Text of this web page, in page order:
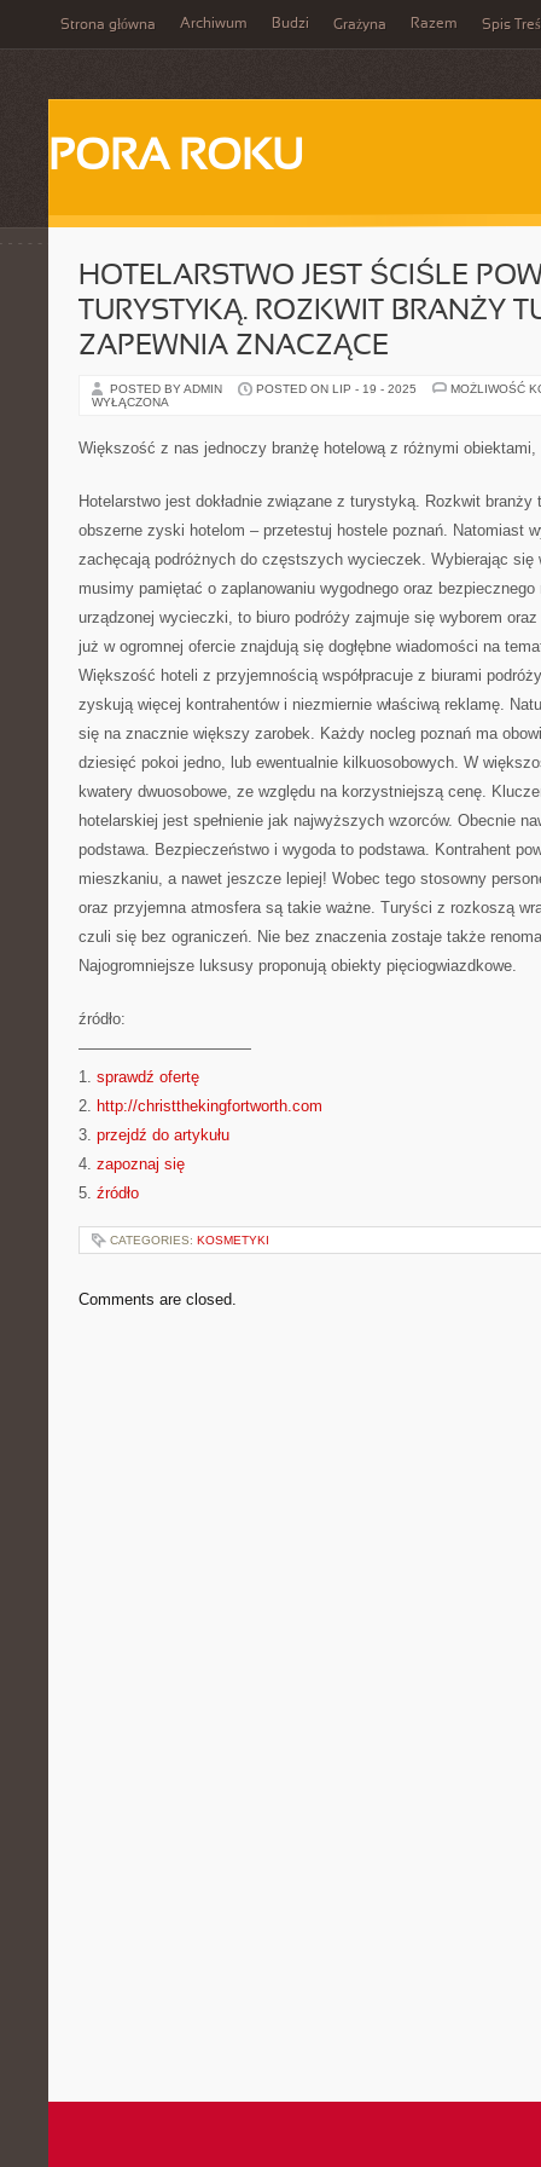
Strona główna Archiwum Budzi Grażyna Razem Spis
PORA ROKU
HOTELARSTWO JEST ŚCIŚLE
TURYSTYKĄ. ROZKWIT BRANŻY
ZAPEWNIA ZNACZĄCE
POSTED BY ADMIN POSTED ON LIP - 19 - 2025
MOŻLIWOŚĆ
WYŁĄCZONA
Większość z nas jednoczy branżę hotelową z różnymi obiektami,
Hotelarstwo jest dokładnie związane z turystyką. Rozkwit branży
obszerne zyski hotelom – przetestuj hostele poznań. Natomiast
zachęcają podróżnych do częstszych wycieczek. Wybierając się
musimy pamiętać o zaplanowaniu wygodnego oraz
urządzonej wycieczki, to biuro podróży zajmuje się wyborem
już w ogromnej ofercie znajdują się dogłębne wiadomości na
Większość hoteli z przyjemnością współpracuje z biurami
zyskują więcej kontrahentów i niezmiernie właściwą reklamę.
się na znacznie większy zarobek. Każdy nocleg poznań ma
dziesięć pokoi jedno, lub ewentualnie kilkuosobowych. W
kwatery dwuosobowe, ze względu na korzystniejszą cenę.
hotelarskiej jest spełnienie jak najwyższych wzorców. Obecnie
podstawa. Bezpieczeństwo i wygoda to podstawa. Kontrahent
mieszkaniu, a nawet jeszcze lepiej! Wobec tego stosowny
oraz przyjemna atmosfera są takie ważne. Turyści z rozkoszą
czuli się bez ograniczeń. Nie bez znaczenia zostaje także
Najogromniejsze luksusy proponują obiekty pięciogwiazdkowe.
źródło:
———————————
1. sprawdź ofertę
2. http://christthekingfortworth.com
3. przejdź do artykułu
4. zapoznaj się
5. źródło
CATEGORIES: KOSMETYKI
Comments are closed.